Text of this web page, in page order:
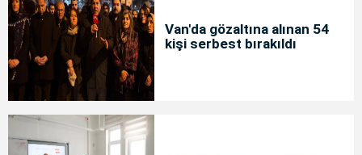
Van'da gözaltına alınan 54
kişi serbest bırakıldı